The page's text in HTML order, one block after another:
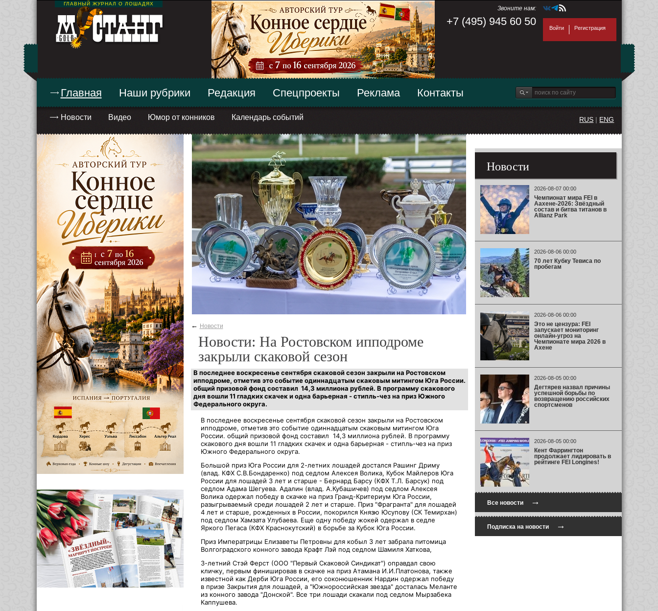
ГЛАВНЫЙ ЖУРНАЛ О ЛОШАДЯХ
Звоните нам:
+7 (495) 945 60 50
Войти Регистрация
Главная
Новости Видео Юмор от конников Календарь событий
Наши рубрики Редакция Спецпроекты Реклама Контакты
RUS | ENG
← Новости
Новости: На Ростовском ипподроме
закрыли скаковой сезон
В последнее воскресенье сентября скаковой сезон закрыли на Ростовском
ипподроме, отметив это событие одиннадцатым скаковым митингом Юга России.
общий призовой фонд составил 14,3 миллиона рублей. В программу скакового
дня вошли 11 гладких скачек и одна барьерная -стипль-чез на приз Южного
Федерального округа.
В последнее воскресенье сентября скаковой сезон закрыли на Ростовском
ипподроме, отметив это событие одиннадцатым скаковым митингом Юга
России. общий призовой фонд составил 14,3 миллиона рублей. В программу
скакового дня вошли 11 гладких скачек и одна барьерная - стипль-чез на приз
Южного Федерального округа.
Большой приз Юга России для 2-летних лошадей достался Рашинг Дриму
(влад. КФХ С.В.Бондаренко) под седлом Алексея Волика, Кубок Майлеров Юга
России для лошадей 3 лет и старше - Бернард Барсу (КФХ Т.Л. Барсук) под
седлом Адама Шегуева. Адалин (влад. А.Кубашичев) под седлом Алексея
Волика одержал победу в скачке на приз Гранд-Критериум Юга России,
разыгрываемый среди лошадей 2 лет и старше. Приз "Фрагранта" для лошадей
4 лет и старше, рожденных в России, покорился Князю Юсупову (СК Темирхан)
под седлом Хамзата Улубаева. Еще одну победу жокей одержал в седле
Яркого Пегаса (КФХ Краснокутский) в борьбе за Кубок Юга России.
Приз Императрицы Елизаветы Петровны для кобыл 3 лет забрала питомица
Волгоградского конного завода Крафт Лэй под седлом Шамиля Хаткова,
3-летний Стэй Ферст (ООО "Первый Скаковой Синдикат") оправдал свою
кличку, первым финишировав в скачке на приз Атамана И.И.Платонова, также
известной как Дерби Юга России, его соконюшенник Нардин одержал победу
в призе Закрытия для лошадей, а "Южнороссийская звезда" досталась Меланте
из конного завода "Донской". Все три лошади скакали под седлом Мырзабека
Каппушева.
Новости
2026-08-07 00:00
Чемпионат мира FEI в
Аахене-2026: Звёздный
состав и битва титанов в
Allianz Park
2026-08-06 00:00
70 лет Кубку Тевиса по
пробегам
2026-08-06 00:00
Это не цензура: FEI
запускает мониторинг
онлайн-угроз на
Чемпионате мира 2026 в
Ахене
2026-08-05 00:00
Дегтярев назвал причины
успешной борьбы по
возвращению российских
спортсменов
2026-08-05 00:00
Кент Фаррингтон
продолжает лидировать в
рейтинге FEI Longines!
Все новости→
Подписка на новости→